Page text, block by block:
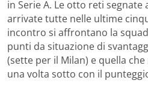
in Serie A. Le otto reti
arrivate tutte nelle ultime
incontro si affrontano la
punti da situazione di
(sette per il Milan) e quella
una volta sotto con il